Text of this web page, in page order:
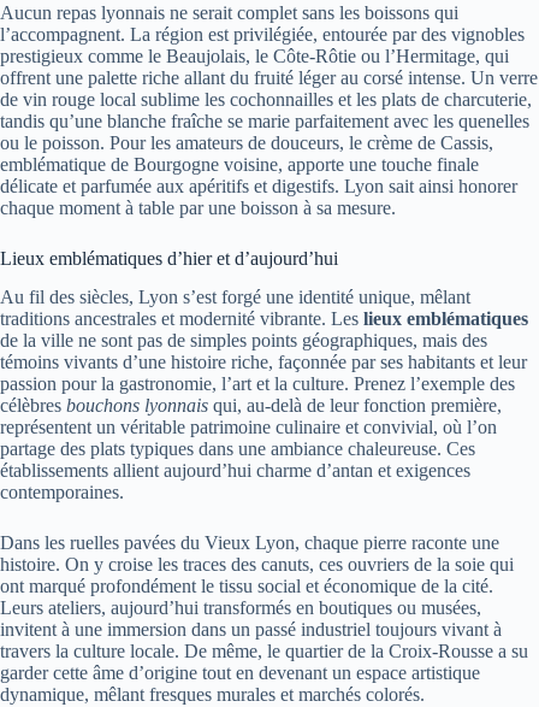
Aucun repas lyonnais ne serait complet sans les boissons qui
l’accompagnent. La région est privilégiée, entourée par des vignobles
prestigieux comme le Beaujolais, le Côte-Rôtie ou l’Hermitage, qui
offrent une palette riche allant du fruité léger au corsé intense. Un verre
de vin rouge local sublime les cochonnailles et les plats de charcuterie,
tandis qu’une blanche fraîche se marie parfaitement avec les quenelles
ou le poisson. Pour les amateurs de douceurs, le crème de Cassis,
emblématique de Bourgogne voisine, apporte une touche finale
délicate et parfumée aux apéritifs et digestifs. Lyon sait ainsi honorer
chaque moment à table par une boisson à sa mesure.
Lieux emblématiques d’hier et d’aujourd’hui
Au fil des siècles, Lyon s’est forgé une identité unique, mêlant
traditions ancestrales et modernité vibrante. Les lieux emblématiques
de la ville ne sont pas de simples points géographiques, mais des
témoins vivants d’une histoire riche, façonnée par ses habitants et leur
passion pour la gastronomie, l’art et la culture. Prenez l’exemple des
célèbres bouchons lyonnais qui, au-delà de leur fonction première,
représentent un véritable patrimoine culinaire et convivial, où l’on
partage des plats typiques dans une ambiance chaleureuse. Ces
établissements allient aujourd’hui charme d’antan et exigences
contemporaines.
Dans les ruelles pavées du Vieux Lyon, chaque pierre raconte une
histoire. On y croise les traces des canuts, ces ouvriers de la soie qui
ont marqué profondément le tissu social et économique de la cité.
Leurs ateliers, aujourd’hui transformés en boutiques ou musées,
invitent à une immersion dans un passé industriel toujours vivant à
travers la culture locale. De même, le quartier de la Croix-Rousse a su
garder cette âme d’origine tout en devenant un espace artistique
dynamique, mêlant fresques murales et marchés colorés.